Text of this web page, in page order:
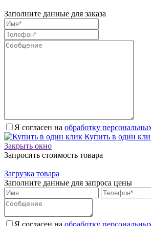
Заполните данные для заказа
Я согласен на обработку
Купить в один
Закрыть окно
Запросить стоимость товара
Загрузка товара
Заполните данные для запроса цены
Я согласен на обработку